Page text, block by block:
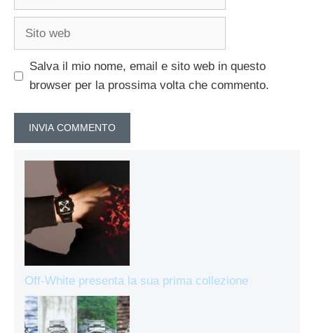
Sito
Salva il mio nome, email e sito web in questo
browser per la prossima volta che commento.
Off-White presenta la sua prima collezione